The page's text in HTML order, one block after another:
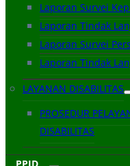
Laporan Survei
Laporan Tindak
Laporan Survei
Laporan Tindak
LAYANAN DISABILITAS
PROSEDUR
DISABILITAS